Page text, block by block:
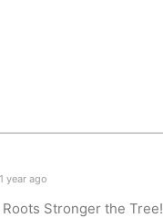
1 year ago
Stronger the Tree!